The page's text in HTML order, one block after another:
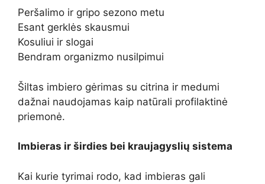
Peršalimo ir gripo sezono metu
Esant gerklės skausmui
Kosuliui ir slogai
Bendram organizmo nusilpimui
Šiltas imbiero gėrimas su citrina ir medumi
dažnai naudojamas kaip natūrali profilaktinė
priemonė.
Imbieras ir širdies bei kraujagyslių sistema
Kai kurie tyrimai rodo, kad imbieras gali